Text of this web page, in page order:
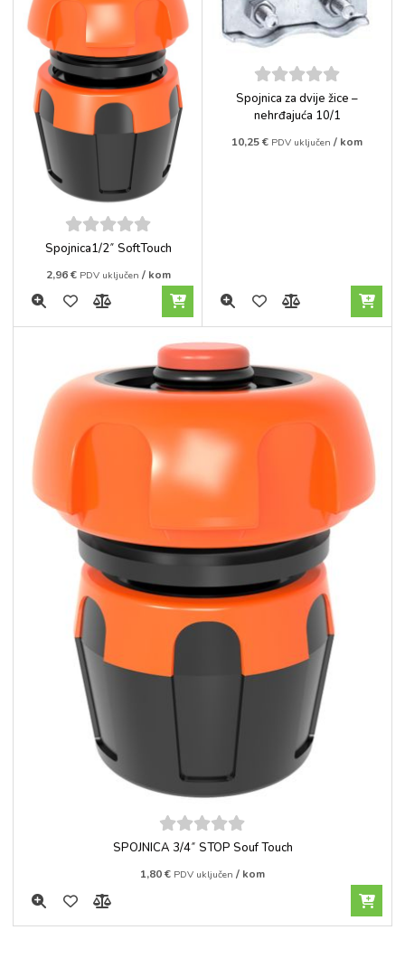
5out of
Spojnica1/2˝ SoftTouch
2,96€ PDV uključen / kom
5out of
5
Spojnica za dvije žice –
nehrđajuća 10/1
10,25€ PDV uključen / kom
5 out of
SPOJNICA 3/4˝ STOP Souf Touch
1,80€ PDV uključen / kom